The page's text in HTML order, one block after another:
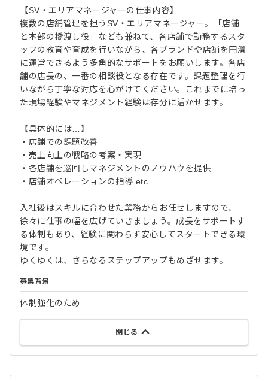
【SV・エリアマネージャーの仕事内容】
複数の店舗管理を担うSV・エリアマネージャー。「店舗
と本部の橋渡し役」なども兼ねて、各店舗で勤務するスタ
ッフの教育や育成を行いながら、各ブランドや店舗を円滑
に運営できるよう多角的なサポートをお願いします。各店
舗の店長の、一番の相談役となる存在です。課題整理を行
いながら丁寧な対応を心がけてください。これまでに培っ
た現場経験やマネジメント経験は存分に活かせます。
【具体的には…】
・店舗での課題改善
・売上向上の戦略の考案・実現
・各店舗を巡回しマネジメントのノウハウを提供
・店舗オペレーションの指導 etc.
入社後はスキルに合わせた業務からお任せしますので、
徐々に仕事の幅を広げていきましょう。成長をサポートす
る体制もあり、経験に関わらず安心してスタートできる環
境です。
ゆくゆくは、さらなるステップアップもめざせます。
募集背景
体制強化のため
閉じる